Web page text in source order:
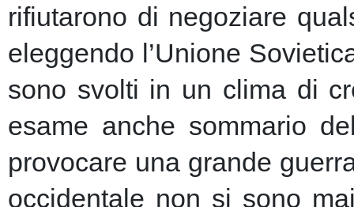
rifiutarono di negoziare
eleggendo l’Unione
sono svolti in un clima di
esame anche sommario
provocare una grande
occidentale non si sono